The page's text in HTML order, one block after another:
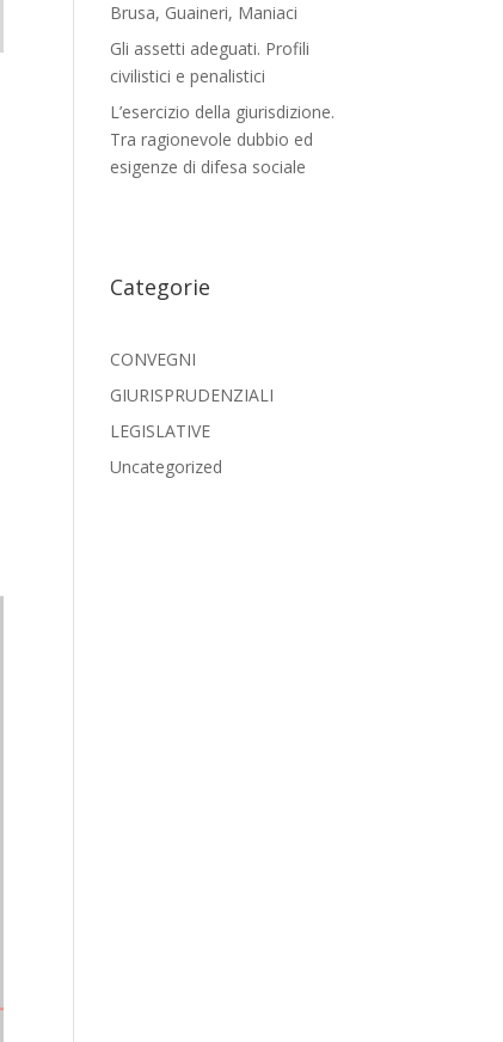
Brusa, Guaineri, Maniaci
Gli assetti adeguati. Profili
civilistici e penalistici
L’esercizio della giurisdizione.
Tra ragionevole dubbio ed
esigenze di difesa sociale
Categorie
CONVEGNI
GIURISPRUDENZIALI
LEGISLATIVE
Uncategorized